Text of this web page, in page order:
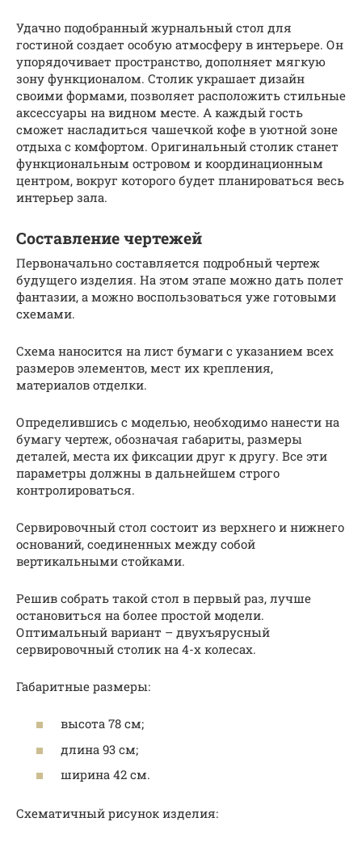
Удачно подобранный журнальный стол для
гостиной создает особую атмосферу в интерьере. Он
упорядочивает пространство, дополняет мягкую
зону функционалом. Столик украшает дизайн
своими формами, позволяет расположить стильные
аксессуары на видном месте. А каждый гость
сможет насладиться чашечкой кофе в уютной зоне
отдыха с комфортом. Оригинальный столик станет
функциональным островом и координационным
центром, вокруг которого будет планироваться весь
интерьер зала.
Составление чертежей
Первоначально составляется подробный чертеж
будущего изделия. На этом этапе можно дать полет
фантазии, а можно воспользоваться уже готовыми
схемами.
Схема наносится на лист бумаги с указанием всех
размеров элементов, мест их крепления,
материалов отделки.
Определившись с моделью, необходимо нанести на
бумагу чертеж, обозначая габариты, размеры
деталей, места их фиксации друг к другу. Все эти
параметры должны в дальнейшем строго
контролироваться.
Сервировочный стол состоит из верхнего и нижнего
оснований, соединенных между собой
вертикальными стойками.
Решив собрать такой стол в первый раз, лучше
остановиться на более простой модели.
Оптимальный вариант – двухъярусный
сервировочный столик на 4-х колесах.
Габаритные размеры:
высота 78 см;
длина 93 см;
ширина 42 см.
Схематичный рисунок изделия: